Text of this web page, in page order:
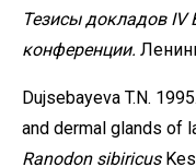
Тезисы докладов IV
конференции.
Dujsebayeva T.N.
and dermal glands of
Ranodon sibiricus